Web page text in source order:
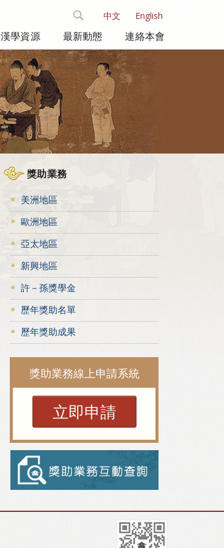
中文 English
漢學資源 最新動態 連絡本會
獎助業務
美洲地區
歐洲地區
亞太地區
新興地區
許－孫獎學金
歷年獎助名單
歷年獎助成果
獎助業務線上申請系統
立即申請